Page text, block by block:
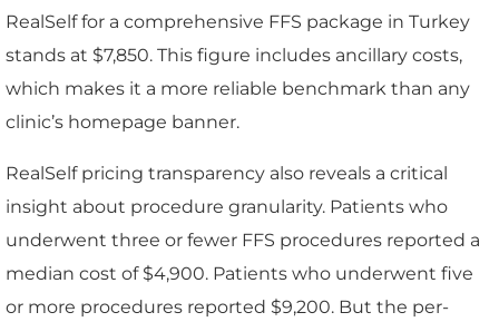
RealSelf for a comprehensive FFS package in Turkey
stands at $7,850. This figure includes ancillary costs,
which makes it a more reliable benchmark than any
clinic’s homepage banner.
RealSelf pricing transparency also reveals a critical
insight about procedure granularity. Patients who
underwent three or fewer FFS procedures reported a
median cost of $4,900. Patients who underwent five
or more procedures reported $9,200. But the per-